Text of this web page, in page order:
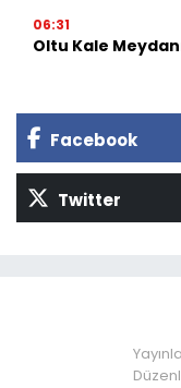
06:31
Oltu Kale
Facebook
Twitter